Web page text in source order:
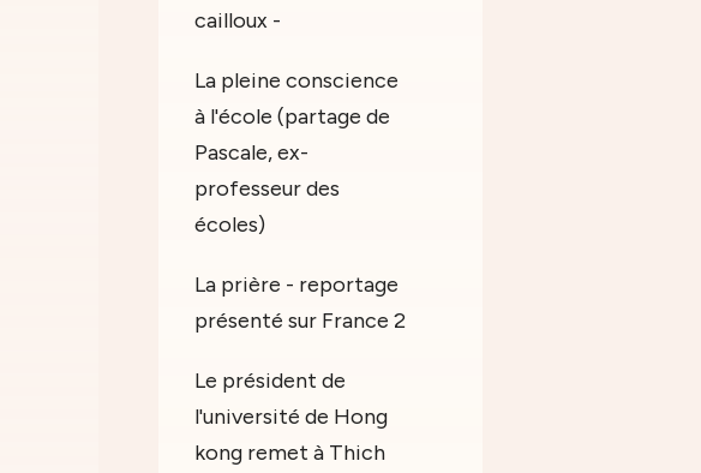
cailloux -
La pleine conscience
à l'école (partage de
Pascale, ex-
professeur des
écoles)
La prière - reportage
présenté sur France 2
Le président de
l'université de Hong
kong remet à Thich